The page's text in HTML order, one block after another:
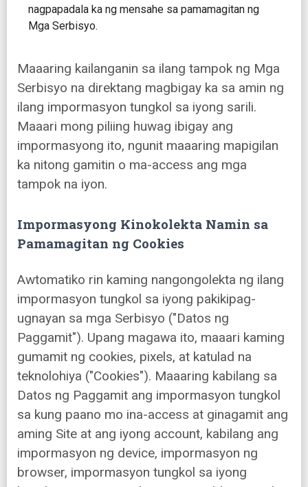
nagpapadala ka ng mensahe sa pamamagitan ng
Mga Serbisyo.
Maaaring kailanganin sa ilang tampok ng Mga
Serbisyo na direktang magbigay ka sa amin ng
ilang impormasyon tungkol sa iyong sarili.
Maaari mong piliing huwag ibigay ang
impormasyong ito, ngunit maaaring mapigilan
ka nitong gamitin o ma-access ang mga
tampok na iyon.
Impormasyong Kinokolekta Namin sa
Pamamagitan ng Cookies
Awtomatiko rin kaming nangongolekta ng ilang
impormasyon tungkol sa iyong pakikipag-
ugnayan sa mga Serbisyo ("Datos ng
Paggamit"). Upang magawa ito, maaari kaming
gumamit ng cookies, pixels, at katulad na
teknolohiya ("Cookies"). Maaaring kabilang sa
Datos ng Paggamit ang impormasyon tungkol
sa kung paano mo ina-access at ginagamit ang
aming Site at ang iyong account, kabilang ang
impormasyon ng device, impormasyon ng
browser, impormasyon tungkol sa iyong